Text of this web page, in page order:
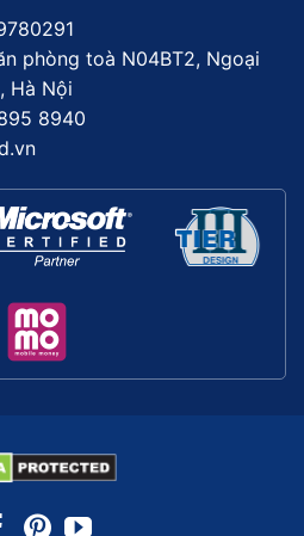
phòng toà N04BT2, Ngoại
Hà Nội
8940